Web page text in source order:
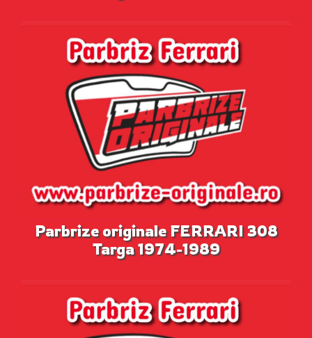
Parbrize originale FERRARI 308
Targa 1974-1989